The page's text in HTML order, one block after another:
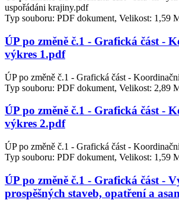
uspořádáni krajiny.pdf
Typ souboru: PDF dokument, Velikost: 1,59
ÚP po změně č.1 - Grafická část -
výkres 1.pdf
ÚP po změně č.1 - Grafická část -
Typ souboru: PDF dokument, Velikost: 2,89
ÚP po změně č.1 - Grafická část -
výkres 2.pdf
ÚP po změně č.1 - Grafická část -
Typ souboru: PDF dokument, Velikost: 1,59
ÚP po změně č.1 - Grafická část -
prospěšných staveb, opatření a